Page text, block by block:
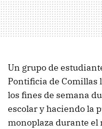
Un grupo de
Pontificia de Comillas
los fines de semana
escolar y haciendo la
monoplaza durante el